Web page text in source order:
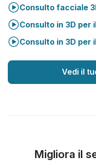
Consulto facciale
Consulto in 3D per
Consulto in 3D per
Vedi il
Migliora il